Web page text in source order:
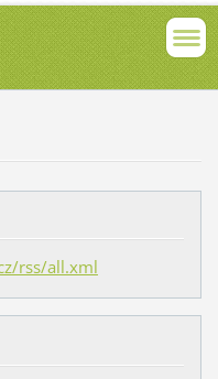
rss/all.xml